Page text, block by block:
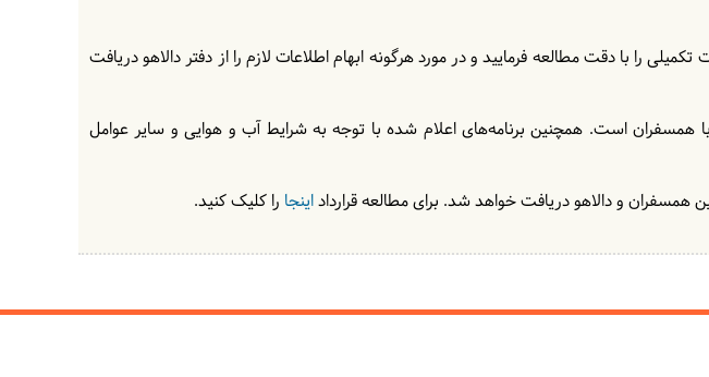
را با دقت مطالعه فرمایید و در مورد هرگونه ابهام اطلاعات لازم را از دفتر دالاهو دریافت
همسفران است. همچنین برنامه‌های اعلام شده با توجه به شرایط آب و هوایی و سایر عوامل
و دالاهو دریافت خواهد شد. برای مطالعه قرارداداینجا را کلیک کنید.